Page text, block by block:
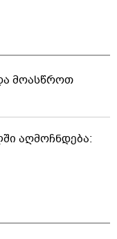
მოასწროთ
აღმოჩნდება: